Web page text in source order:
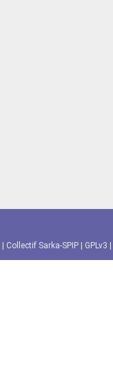
Collectif Sarka-SPIP GPLv3